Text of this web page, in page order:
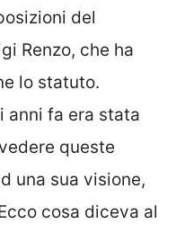
del
Renzo, che ha
lo statuto.
anni fa era stata
queste
una sua visione,
cosa diceva al